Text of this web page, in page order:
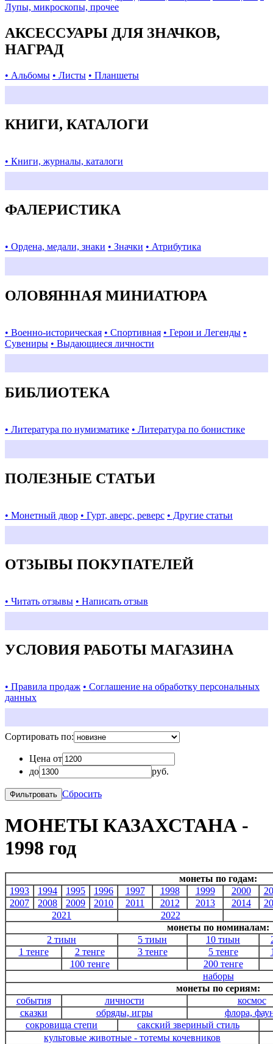
Лупы, микроскопы, прочее
АКСЕССУАРЫ ДЛЯ ЗНАЧКОВ,
НАГРАД
• Альбомы • Листы • Планшеты
КНИГИ, КАТАЛОГИ
• Книги, журналы, каталоги
ФАЛЕРИСТИКА
• Ордена, медали, знаки • Значки • Атрибутика
ОЛОВЯННАЯ МИНИАТЮРА
• Военно-историческая • Спортивная • Герои и Легенды •
Сувениры • Выдающиеся личности
БИБЛИОТЕКА
• Литература по нумизматике • Литература по бонистике
ПОЛЕЗНЫЕ СТАТЬИ
• Монетный двор • Гурт, аверс, реверс • Другие статьи
ОТЗЫВЫ ПОКУПАТЕЛЕЙ
• Читать отзывы • Написать отзыв
УСЛОВИЯ РАБОТЫ МАГАЗИНА
• Правила продаж • Соглашение на обработку персональных
данных
Сортировать по:
Цена от
до
руб.
Сбросить
МОНЕТЫ КАЗАХСТАНА -
1998 год
монеты по годам:
1993
1994 1995 1996 1997 1998 1999 2000
2007
2008 2009 2010 2011 2012 2013 2014
2021
2022
монеты по номиналам:
2 тиын
5 тиын 10 тиын
1 тенге
2 тенге 3 тенге 5 тенге
100 тенге
200 тенге
наборы
монеты по сериям:
события
личности
космос
сказки
обряды, игры
флора,
сокровища степи
сакский звериный стиль
культовые животные - тотемы кочевников